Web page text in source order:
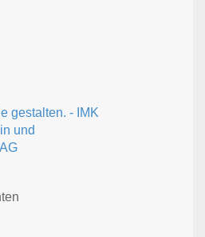
gestalten. - IMK
und